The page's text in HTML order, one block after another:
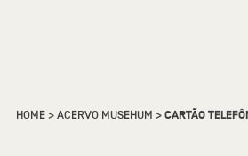
HOME>ACERVO MUSEHUM >CARTÃO